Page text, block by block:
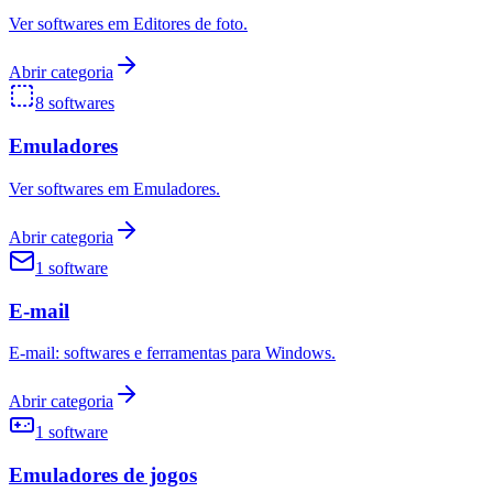
Ver softwares em Editores de foto.
Abrir categoria
8 softwares
Emuladores
Ver softwares em Emuladores.
Abrir categoria
1 software
E-mail
E-mail: softwares e ferramentas para Windows.
Abrir categoria
1 software
Emuladores de jogos